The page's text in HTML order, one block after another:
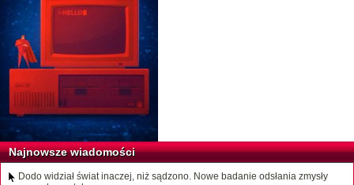
Najnowsze wiadomości
Dodo widział świat inaczej, niż sądzono. Nowe badanie odsłania zmysły